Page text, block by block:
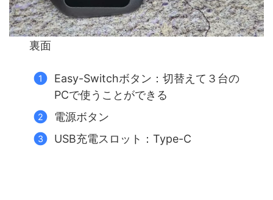
裏面
Easy-Switchボタン：切替えて３台の
PCで使うことができる
電源ボタン
USB充電スロット：Type-C